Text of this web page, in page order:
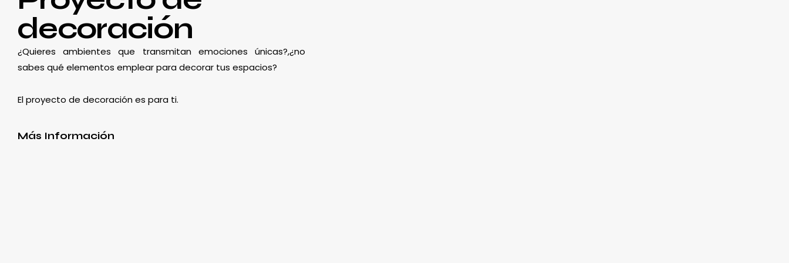
decoración
¿Quieres ambientes que transmitan emociones únicas?,¿no
sabes qué elementos emplear para decorar tus espacios?
El proyecto de decoración es para ti.
Más Información